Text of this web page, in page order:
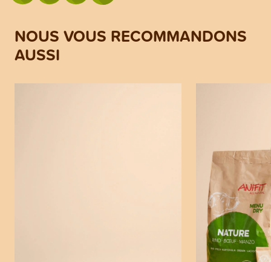
NOUS VOUS RECOMMANDONS
AUSSI